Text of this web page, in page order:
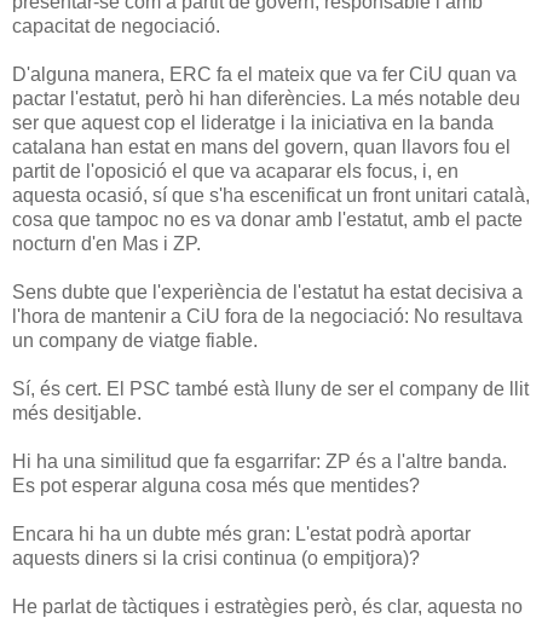
capacitat de negociació.
D'alguna manera, ERC fa el mateix que va fer CiU quan va
pactar l'estatut, però hi han diferències. La més notable deu
ser que aquest cop el lideratge i la iniciativa en la banda
catalana han estat en mans del govern, quan llavors fou el
partit de l'oposició el que va acaparar els focus, i, en
aquesta ocasió, sí que s'ha escenificat un front unitari català,
cosa que tampoc no es va donar amb l'estatut, amb el pacte
nocturn d'en Mas i ZP.
Sens dubte que l'experiència de l'estatut ha estat decisiva a
l'hora de mantenir a CiU fora de la negociació: No resultava
un company de viatge fiable.
Sí, és cert. El PSC també està lluny de ser el company de llit
més desitjable.
Hi ha una similitud que fa esgarrifar: ZP és a l'altre banda.
Es pot esperar alguna cosa més que mentides?
Encara hi ha un dubte més gran: L'estat podrà aportar
aquests diners si la crisi continua (o empitjora)?
He parlat de tàctiques i estratègies però, és clar, aquesta no